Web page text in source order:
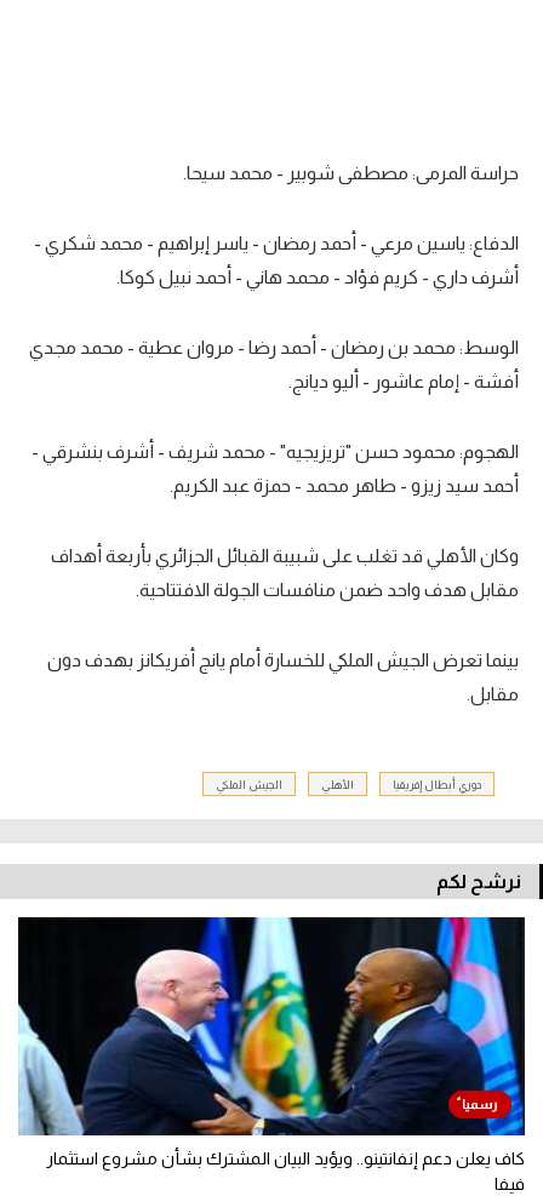
حراسة المرمى: مصطفى شوبير - محمد سيحا.
الدفاع: ياسين مرعي - أحمد رمضان - ياسر إبراهيم - محمد شكري -
أشرف داري - كريم فؤاد - محمد هاني - أحمد نبيل كوكا.
الوسط: محمد بن رمضان - أحمد رضا - مروان عطية - محمد مجدي
أفشة - إمام عاشور - أليو ديانج.
الهجوم: محمود حسن "تريزيجيه" - محمد شريف - أشرف بنشرقي -
أحمد سيد زيزو - طاهر محمد - حمزة عبد الكريم.
وكان الأهلي قد تغلب على شبيبة القبائل الجزائري بأربعة أهداف
مقابل هدف واحد ضمن منافسات الجولة الافتتاحية.
بينما تعرض الجيش الملكي للخسارة أمام يانج أفريكانز بهدف دون
مقابل.
دوري أبطال إفريقيا الأهلي الجيش الملكي
نرشح لكم
كاف يعلن دعم إنفانتينو.. ويؤيد البيان المشترك بشأن مشروع استثمار
فيفا